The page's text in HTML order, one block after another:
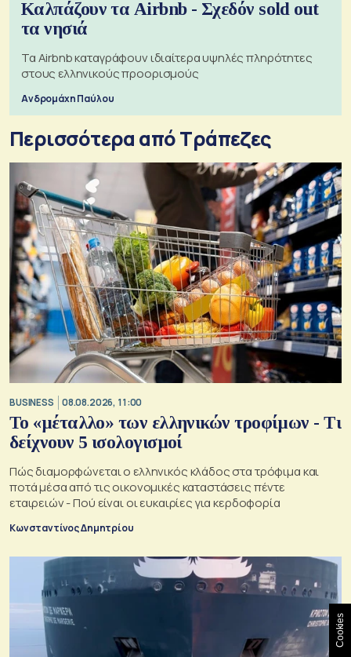
Καλπάζουν τα Airbnb - Σχεδόν sold out
τα νησιά
Τα Airbnb καταγράφουν ιδιαίτερα υψηλές πληρότητες
στους ελληνικούς προορισμούς
Ανδρομάχη Παύλου
Περισσότερα από Τράπεζες
BUSINESS 08.08.2026, 11:00
Το «μέταλλο» των ελληνικών τροφίμων - Τι
δείχνουν 5 ισολογισμοί
Πώς διαμορφώνεται ο ελληνικός κλάδος στα τρόφιμα και
ποτά μέσα από τις οικονομικές καταστάσεις πέντε
εταιρειών - Πού είναι οι ευκαιρίες για κερδοφορία
Κωνσταντίνος Δημητρίου
Cookies